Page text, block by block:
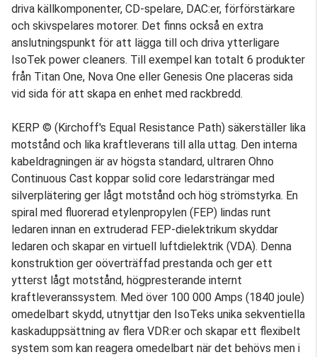
driva källkomponenter, CD-spelare, DAC:er, förförstärkare
och skivspelares motorer. Det finns också en extra
anslutningspunkt för att lägga till och driva ytterligare
IsoTek power cleaners. Till exempel kan totalt 6 produkter
från Titan One, Nova One eller Genesis One placeras sida
vid sida för att skapa en enhet med rackbredd.
KERP © (Kirchoff's Equal Resistance Path) säkerställer lika
motstånd och lika kraftleverans till alla uttag. Den interna
kabeldragningen är av högsta standard, ultraren Ohno
Continuous Cast koppar solid core ledarsträngar med
silverplätering ger lågt motstånd och hög strömstyrka. En
spiral med fluorerad etylenpropylen (FEP) lindas runt
ledaren innan en extruderad FEP-dielektrikum skyddar
ledaren och skapar en virtuell luftdielektrik (VDA). Denna
konstruktion ger oöverträffad prestanda och ger ett
ytterst lågt motstånd, högpresterande internt
kraftleveranssystem. Med över 100 000 Amps (1840 joule)
omedelbart skydd, utnyttjar den IsoTeks unika sekventiella
kaskaduppsättning av flera VDR:er och skapar ett flexibelt
system som kan reagera omedelbart när det behövs men i